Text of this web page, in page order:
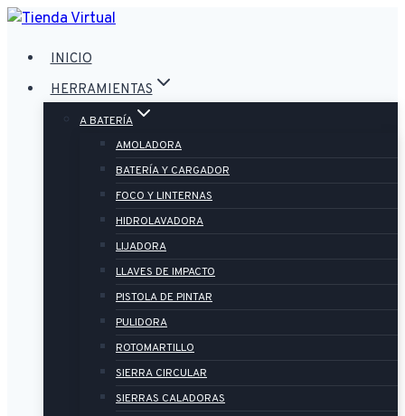
Saltar
contenido
INICIO
HERRAMIENTAS
A BATERÍA
AMOLADORA
BATERÍA Y CARGADOR
FOCO Y LINTERNAS
HIDROLAVADORA
LIJADORA
LLAVES DE IMPACTO
PISTOLA DE PINTAR
PULIDORA
ROTOMARTILLO
SIERRA CIRCULAR
SIERRAS CALADORAS